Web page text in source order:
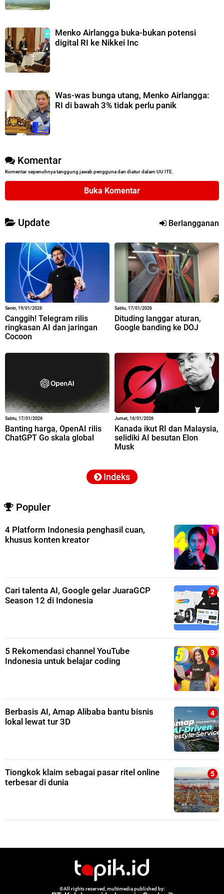
Menko Airlangga buka-bukan potensi
digital RI ke Nikkei Inc
Was-was bunga utang, Menko Airlangga:
RI di bawah 3% tidak perlu panik
Komentar
Komentar sepenuhnya tanggung jawab pengguna dan diatur dalam UU ITE.
Buka Komentar
Update Berlangganan
Senin, 19/01/2026
Canggih! Telegram rilis
ringkasan AI dan jaringan
Cocoon
Sabtu, 17/01/2026
Dituding langgar aturan,
Google banding ke DOJ
Sabtu, 17/01/2026
Banting harga, OpenAI rilis
ChatGPT Go skala global
Jumat, 16/01/2026
Kanada ikut RI dan Malaysia,
selidiki AI besutan Elon
Musk
Indeks
Populer
4 Platform Indonesia penghasil cuan,
khusus konten kreator
Cari talenta AI, Google gelar JuaraGCP
Season 12 di Indonesia
5 Rekomendasi channel YouTube
Indonesia untuk belajar coding
Berbasis AI, Amap Alibaba bantu bisnis
lokal lewat tur 3D
Tiongkok klaim sebagai pasar ritel online
terbesar di dunia
©All rights reserved, multimedia published by: